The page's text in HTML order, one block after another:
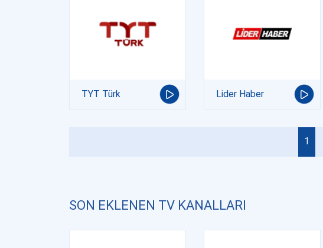
TYT Türk Lider Haber
1
SON EKLENEN TV KANALLARI